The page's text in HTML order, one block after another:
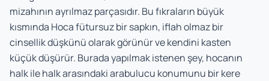
mizahının ayrılmaz parçasıdır. Bu fıkraların büyük
kısmında Hoca fütursuz bir sapkın, iflah olmaz bir
cinsellik düşkünü olarak görünür ve kendini kasten
küçük düşürür. Burada yapılmak istenen şey, hocanın
halk ile halk arasındaki arabulucu konumunu bir kere